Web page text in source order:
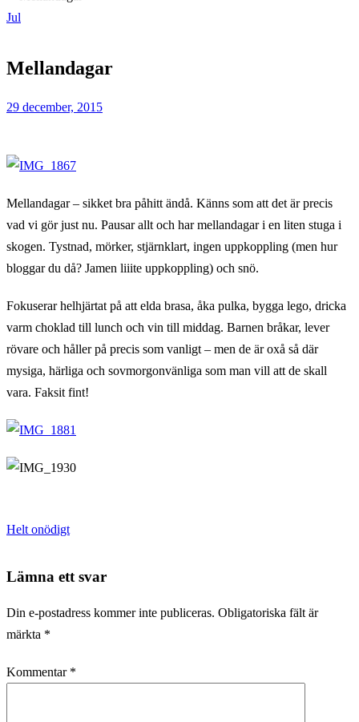
Mellandagar
Jul
Mellandagar
29 december, 2015
Mellandagar – sikket bra påhitt ändå. Känns som att det är precis
vad vi gör just nu. Pausar allt och har mellandagar i en liten stuga i
skogen. Tystnad, mörker, stjärnklart, ingen uppkoppling (men hur
bloggar du då? Jamen liiite uppkoppling) och snö.
Fokuserar helhjärtat på att elda brasa, åka pulka, bygga lego, dricka
varm choklad till lunch och vin till middag. Barnen bråkar, lever
rövare och håller på precis som vanligt – men de är oxå så där
mysiga, härliga och sovmorgonvänliga som man vill att de skall
vara. Faksit fint!
Helt onödigt
Lämna ett svar
Din e-postadress kommer inte publiceras. Obligatoriska fält är
märkta *
Kommentar *